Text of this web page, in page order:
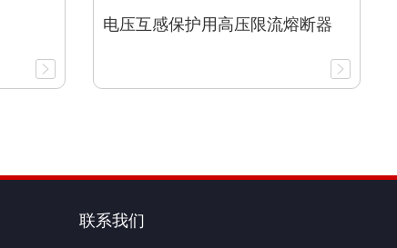
电压互感保护用高压限流熔断器
联系我们